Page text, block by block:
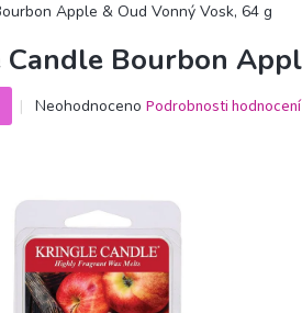
Apple & Oud Vonný Vosk, 64 g
Bourbon
Průměrné
5
hvězdiček.
Neohodnoceno Podrobnosti hodnocení